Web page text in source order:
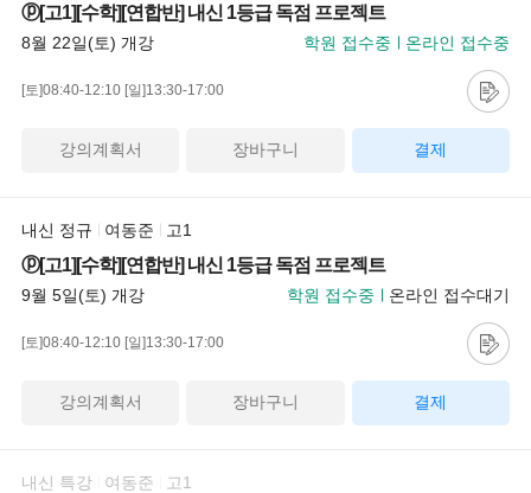
ⓟ[고1][수학][연합반] 내신 1등급 독점 프로젝트
8월 22일(토) 개강 학원 접수중 온라인 접수중
[토]08:40-12:10 [일]13:30-17:00
강의계획서 장바구니 결제
내신 정규 여동준 고1
ⓟ[고1][수학][연합반] 내신 1등급 독점 프로젝트
9월 5일(토) 개강 학원 접수중 온라인 접수대기
[토]08:40-12:10 [일]13:30-17:00
강의계획서 장바구니 결제
내신 특강 여동준 고1